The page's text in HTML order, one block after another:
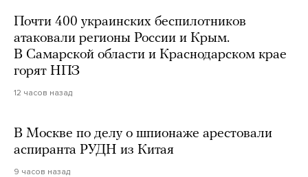
Почти 400 украинских беспилотников
атаковали регионы России и Крым.
В Самарской области и Краснодарском крае
горят НПЗ
12 часов назад
В Москве по делу о шпионаже арестовали
аспиранта РУДН из Китая
9 часов назад